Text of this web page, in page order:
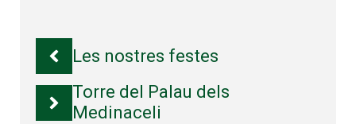
Les nostres festes
Torre del Palau dels
Medinaceli